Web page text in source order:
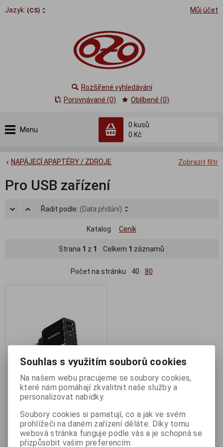
Jazyk: (CS) Můj účet
Menu
0 kusů
0 Kč
Rozšířené vyhledávání
Porovnávané (0)
Oblíbené (0)
Zobrazit filtr
NAPÁJECÍ APAPTÉRY / ZDROJE
Pro USB zařízení
Řadit podle: (Data přidání)
Katalog Ceník
Strana 1 z 1 Celkem 1 záznamů
Počet na stránku 40 80
AXAGON ACU-DS16, SMART
USB-A port, 5V/2.2A + 5V/1A
Termín dodání (dny): 3
Souhlas s využitím souborů cookies
Na našem webu pracujeme se soubory cookies,
které nám pomáhají zkvalitnit naše služby a
personalizovat nabídky.
Soubory cookies si pamatují, co a jak ve svém
prohlížeči na daném zařízení děláte. Díky tomu
webová stránka funguje podle vás a je schopná se
přizpůsobit vašim preferencím.